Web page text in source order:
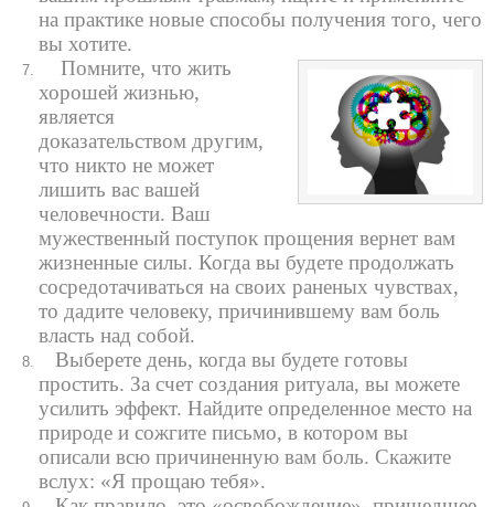
на практике новые способы получения того, чего
вы хотите.
Помните, что жить
хорошей жизнью,
является
доказательством другим,
что никто не может
лишить вас вашей
человечности. Ваш
мужественный поступок прощения вернет вам
жизненные силы. Когда вы будете продолжать
сосредотачиваться на своих раненых чувствах,
то дадите человеку, причинившему вам боль
власть над собой.
Выберете день, когда вы будете готовы
простить. За счет создания ритуала, вы можете
усилить эффект. Найдите определенное место на
природе и сожгите письмо, в котором вы
описали всю причиненную вам боль. Скажите
вслух: «Я прощаю тебя».